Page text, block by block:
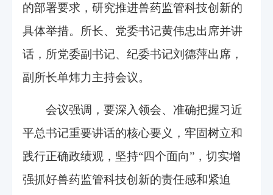
的部署要求，研究推进兽药监管科技创新的
具体举措。所长、党委书记黄伟忠出席并讲
话，所党委副书记、纪委书记刘德萍出席，
副所长单炜力主持会议。
会议强调，要深入领会、准确把握习近
平总书记重要讲话的核心要义，牢固树立和
践行正确政绩观，坚持“四个面向”，切实增
强抓好兽药监管科技创新的责任感和紧迫